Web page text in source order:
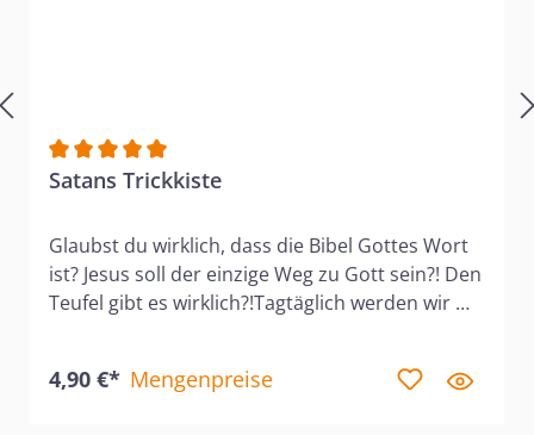
Durchschnittliche Bewertung von 5 von 5 Sternen
Satans Trickkiste
Glaubst du wirklich, dass die Bibel Gottes Wort
ist? Jesus soll der einzige Weg zu Gott sein?! Den
Teufel gibt es wirklich?!Tagtäglich werden wir mit
und andere Überzeugungen massiv propagiert.
4,90 €* Mengenpreise